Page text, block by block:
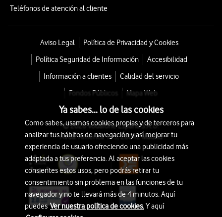
Teléfonos de atención al cliente
Aviso Legal
Política de Privacidad y Cookies
Política Seguridad de Información
Accesibilidad
Información a clientes
Calidad del servicio
Fondos Públicos
Mapa Web
© 2026 Vodafone España S.A.U.
Avda. América 115, 28042 Madrid
Ya sabes... lo de las cookies
Como sabes, usamos cookies propias y de terceros para
analizar tus hábitos de navegación y así mejorar tu
experiencia de usuario ofreciendo una publicidad más
adaptada a tus preferencia. Al aceptar las cookies
consientes estos usos, pero podrás retirar tu
consentimiento sin problema en las funciones de tu
navegador y no te llevará más de 4 minutos. Aquí
puedesVer nuestra política de cookies.Y aquí